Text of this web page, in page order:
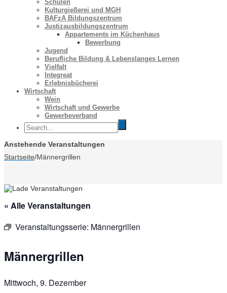
Schulen
Kulturgießerei und MGH
BAFzA Bildungszentrum
Justizausbildungszentrum
Appartements im Küchenhaus
Bewerbung
Jugend
Berufliche Bildung & Lebenslanges Lernen
Vielfalt
Integreat
Erlebnisbücherei
Wirtschaft
Wein
Wirtschaft und Gewerbe
Gewerbeverband
Anstehende Veranstaltungen
Startseite/Männergrillen
« Alle Veranstaltungen
Veranstaltungsserie: Männergrillen
Männergrillen
Mittwoch, 9. Dezember